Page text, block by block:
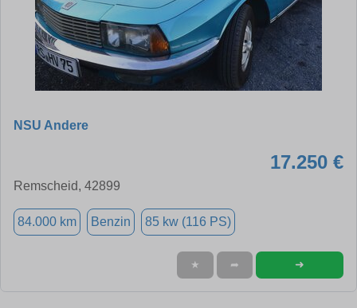
NSU Andere
17.250 €
Remscheid, 42899
84.000 km Benzin 85 kw (116 PS)
★ ➦ ➜